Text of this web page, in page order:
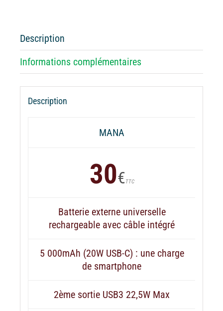
Nomade
Reggae
Description
Informations complémentaires
Description
MANA
30€ TTC
Batterie externe universelle
rechargeable avec câble intégré
5 000mAh (20W USB-C) : une charge
de smartphone
2ème sortie USB3 22,5W Max